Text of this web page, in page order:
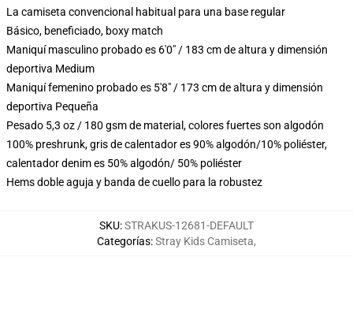
La camiseta convencional habitual para una base regular
Básico, beneficiado, boxy match
Maniquí masculino probado es 6'0" / 183 cm de altura y dimensión
deportiva Medium
Maniquí femenino probado es 5'8" / 173 cm de altura y dimensión
deportiva Pequeña
Pesado 5,3 oz / 180 gsm de material, colores fuertes son algodón
100% preshrunk, gris de calentador es 90% algodón/10% poliéster,
calentador denim es 50% algodón/ 50% poliéster
Hems doble aguja y banda de cuello para la robustez
SKU:STRAKUS-12681-DEFAULT
Categorías:Stray Kids Camiseta,